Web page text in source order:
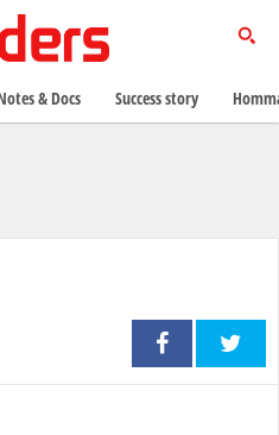
& Docs Success story